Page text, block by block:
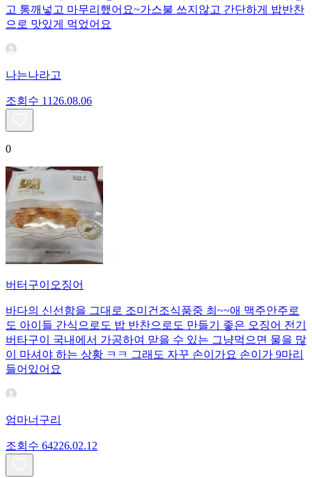
고 통깨넣고 마무리했어요~가스불 쓰지않고 간단하게 밥반찬
으로 맛있게 먹었어요
나는나라고
조회수 11 26.08.06
0
버터구이오징어
바다의 신선함을 그대로 조미건조식품중 최~~애 맥주안주로
도 아이들 간식으로도 밥 반찬으로도 만들기 좋은 오징어 전기
버타구이 국내에서 가공하여 맏을 수 있는 그냥먹으면 물을 많
이 마셔야 하는 상황 ㅋㅋ 그래도 자꾸 손이가요 손이가 9마리
들어있어요
엄마너구리
조회수 64226.02.12